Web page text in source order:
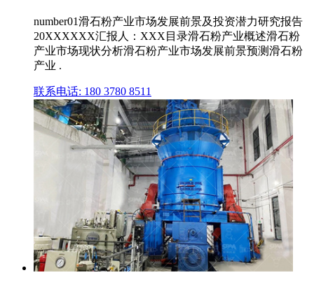
number01滑石粉产业市场发展前景及投资潜力研究报告
20XXXXXX汇报人：XXX目录滑石粉产业概述滑石粉
产业市场现状分析滑石粉产业市场发展前景预测滑石粉
产业 .
联系电话: 180 3780 8511